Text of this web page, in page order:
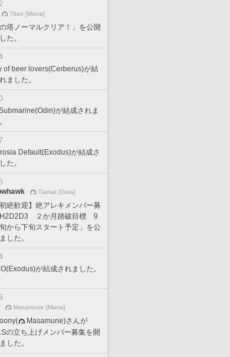
Titan [Mana]
の塔ノーマルクリア！」を公開
た。
of beer lovers(Cerberus)が結
ました。
が結成されま
Default(Exodus)が結成さ
た。
Tiamat [Gaia]
初絶歓迎】絶アレキメンバー募
２か月踏破目標 9
から下旬スタート予定」を公
した。
が結成されました。
Masamune [Mana]
Masamune)さんが
の立ち上げメンバー募集を開
した。